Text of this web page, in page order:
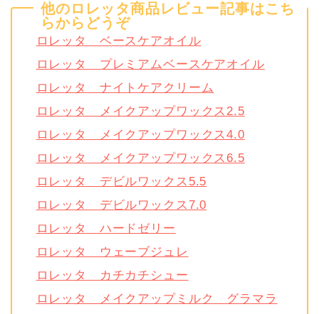
他のロレッタ商品レビュー記事はこち
らからどうぞ
ロレッタ ベースケアオイル
ロレッタ プレミアムベースケアオイル
ロレッタ ナイトケアクリーム
ロレッタ メイクアップワックス2.5
ロレッタ メイクアップワックス4.0
ロレッタ メイクアップワックス6.5
ロレッタ デビルワックス5.5
ロレッタ デビルワックス7.0
ロレッタ ハードゼリー
ロレッタ ウェーブジュレ
ロレッタ カチカチシュー
ロレッタ メイクアップミルク グラマラ